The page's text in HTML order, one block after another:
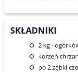
SKŁADNIKI
2kg -
korzeń
po 2 ząbki